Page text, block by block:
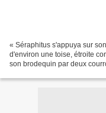
« Séraphitus s'appuya sur
d'environ une toise, étroite
son brodequin par deux